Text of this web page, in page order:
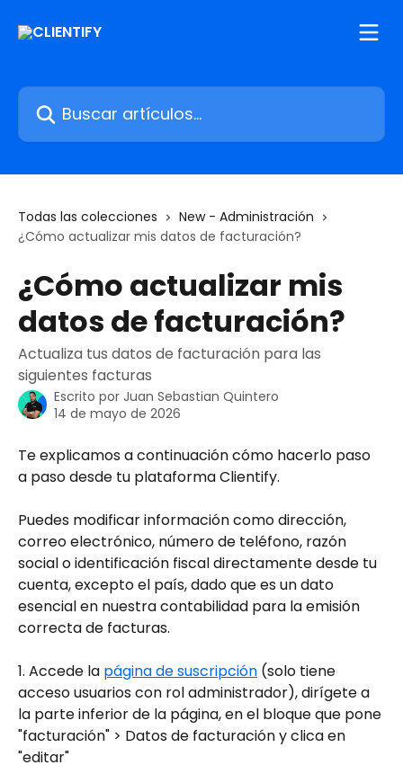
Buscar artículos...
Todas las colecciones
New - Administración
¿Cómo actualizar mis datos de facturación?
¿Cómo actualizar mis
datos de facturación?
Actualiza tus datos de facturación para las
siguientes facturas
Escrito por Juan Sebastian Quintero
14 de mayo de 2026
Te explicamos a continuación cómo hacerlo paso
a paso desde tu plataforma Clientify.
Puedes modificar información como dirección,
correo electrónico, número de teléfono, razón
social o identificación fiscal directamente desde tu
cuenta, excepto el país, dado que es un dato
esencial en nuestra contabilidad para la emisión
correcta de facturas.
1. Accede la página de suscripción (solo tiene
acceso usuarios con rol administrador), dirígete a
la parte inferior de la página, en el bloque que pone
"facturación" > Datos de facturación y clica en
"editar"